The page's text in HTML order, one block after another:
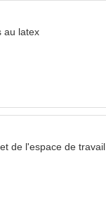
au latex
de l'espace de travail